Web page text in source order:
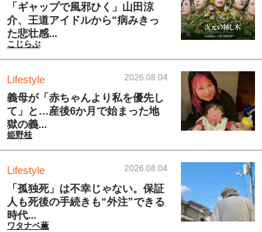
「ギャップで風邪ひく」山田涼
介、王道アイドルから“病みきっ
た悲壮感...
こじらぶ
Lifestyle 2026.08.04
義母が「赤ちゃんより私を優先し
て」と…産後6か月で始まった地
獄の義...
姫野桂
Lifestyle 2026.08.04
「孤独死」は不幸じゃない。保証
人も死後の手続きも“外注”できる
時代...
ワタナベ薫